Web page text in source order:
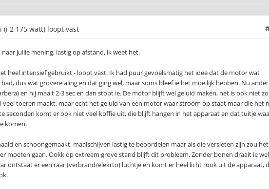
(i 2 175 watt) loopt vast
jullie mening, lastig op afstand, ik weet het.
heel intensief gebruikt - loopt vast. Ik had puur gevoelsmatig het idee dat de motor wat
dus wat grovere aling en dat ging wel, maar soms bleef ie het moeilijk hebben. Nu
en hij maalt 2-3 sec en dan stopt ie. De motor blijft wel geluid maken, het is ook niet zo
veel toeren maakt, maar echt het geluid van een motor waar stroom op staat maar die het
seconden komt er ook niet veel koffie uit, die blijft hangen in het apparaat en dat tuitje
komen.
en schoongemaakt, maalschijven lastig te beoordelen maar als die versleten zijn zou het
moeten gaan. Ookk op extreem grove stand blijft dit probleem. Zonder bonen draait ie wel
ontstaat er een raar (verbrand/elekrto) luchtje en komt er heel licht rook uit de apparaat,